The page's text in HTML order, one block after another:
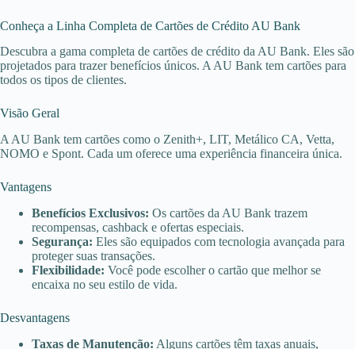
Conheça a Linha Completa de Cartões de Crédito AU Bank
Descubra a gama completa de cartões de crédito da AU Bank. Eles são
projetados para trazer benefícios únicos. A AU Bank tem cartões para
todos os tipos de clientes.
Visão Geral
A AU Bank tem cartões como o Zenith+, LIT, Metálico CA, Vetta,
NOMO e Spont. Cada um oferece uma experiência financeira única.
Vantagens
Benefícios Exclusivos: Os cartões da AU Bank trazem
recompensas, cashback e ofertas especiais.
Segurança: Eles são equipados com tecnologia avançada para
proteger suas transações.
Flexibilidade: Você pode escolher o cartão que melhor se
encaixa no seu estilo de vida.
Desvantagens
Taxas de Manutenção: Alguns cartões têm taxas anuais,